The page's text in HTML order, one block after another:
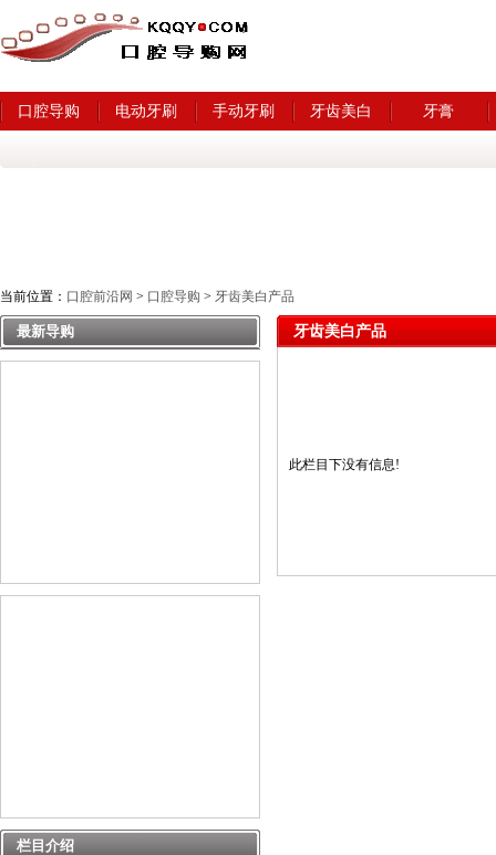
口腔导购 电动牙刷 手动牙刷 牙齿美白 牙膏
当前位置： 口腔前沿网 > 口腔导购 > 牙齿美白产品
最新导购
栏目介绍
牙齿美白产品
此栏目下没有信息!